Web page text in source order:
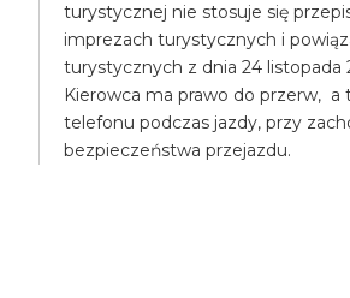
turystycznej nie stosuje się
imprezach turystycznych i
turystycznych z dnia 24 listopada
Kierowca ma prawo do przerw, a
telefonu podczas jazdy, przy
bezpieczeństwa przejazdu.